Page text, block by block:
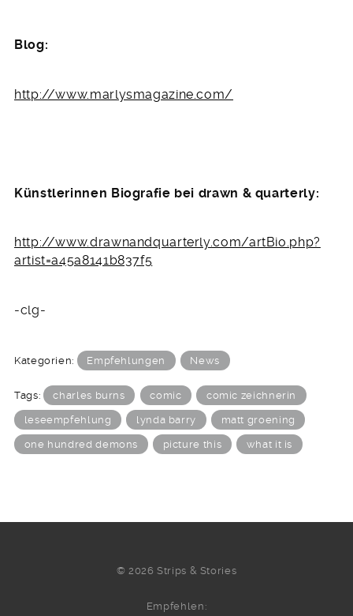
Blog:
http://www.marlysmagazine.com/
Künstlerinnen Biografie bei drawn & quarterly:
http://www.drawnandquarterly.com/artBio.php?
artist=a45a8141b837f5
-clg-
Kategorien: Empfehlungen News
Tags: charles burns comic comic zeichnerin
leseempfehlung lynda barry matt groening
one hundred demons picture this what it is
© 2026 Strips & Stories
Empfehlen: